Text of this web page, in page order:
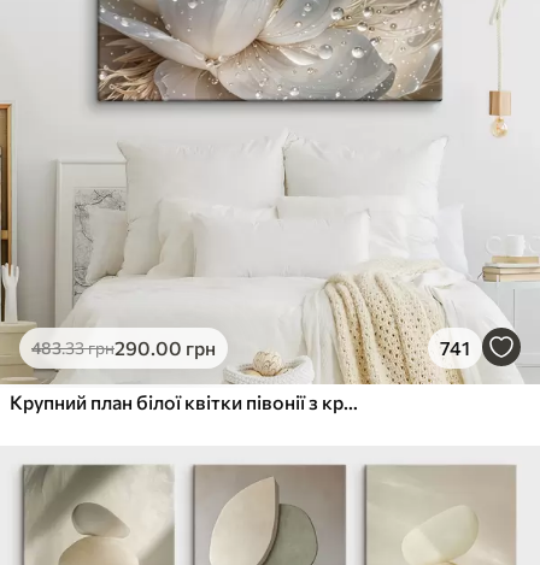
483.33грн290.00 грн 741
Крупний план білої квітки півонії з крапельками води на пелюстках на розмитому фоні